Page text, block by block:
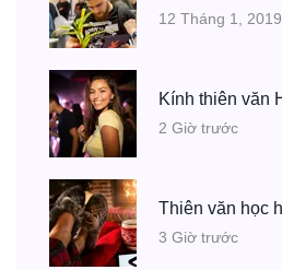
12 Tháng 1, 2019
Kính thiên văn
2 Giờ trước
Thiên văn học
3 Giờ trước